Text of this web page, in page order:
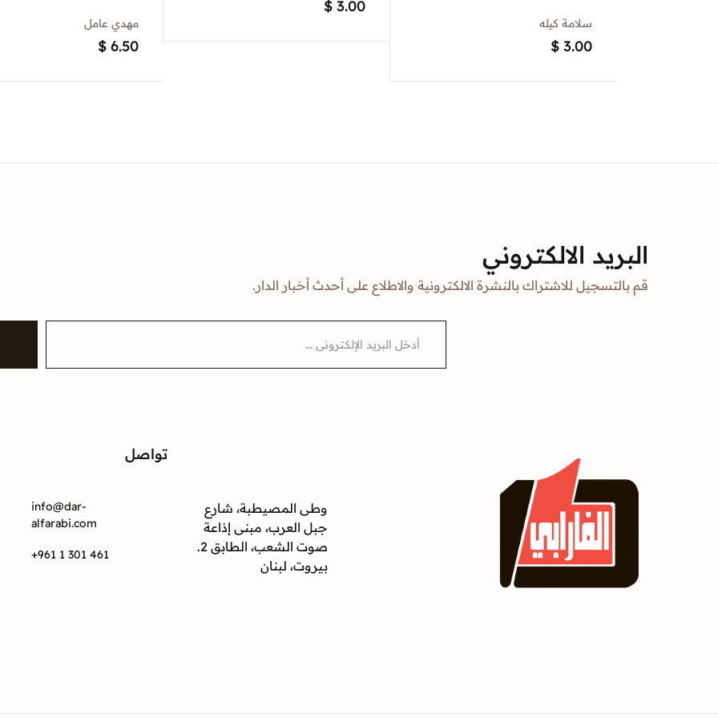
مهدي عامل
$ 6.50
$ 3.00
سلامة كيله
$ 3.00
البريد الالكتروني
قم بالتسجيل للاشتراك بالنشرة الالكترونية والاطلاع على أحدث أخبار الدار.
i
وطى المصيطبة، شارع
جبل العرب، مبنى إذاعة
صوت الشعب، الطابق 2.
بيروت، لبنان
تواصل
info@dar-
alfarabi.com
+961 1 301 461